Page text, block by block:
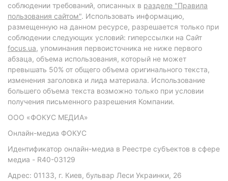
соблюдении требований, описанных в разделе "Правила
пользования сайтом". Использовать информацию,
размещенную на данном ресурсе, разрешается только при
соблюдении следующих условий: гиперссылки на Сайт
focus.ua, упоминания первоисточника не ниже первого
абзаца, объема использования, который не может
превышать 50% от общего объема оригинального текста,
изменения заголовка и лида материала. Использование
большего объема текста возможно только при условии
получения письменного разрешения Компании.
ООО «ФОКУС МЕДИА»
Онлайн-медиа ФОКУС
Идентификатор онлайн-медиа в Реестре субъектов в сфере
медиа - R40-03129
Адрес: 01133, г. Киев, бульвар Леси Украинки, 26